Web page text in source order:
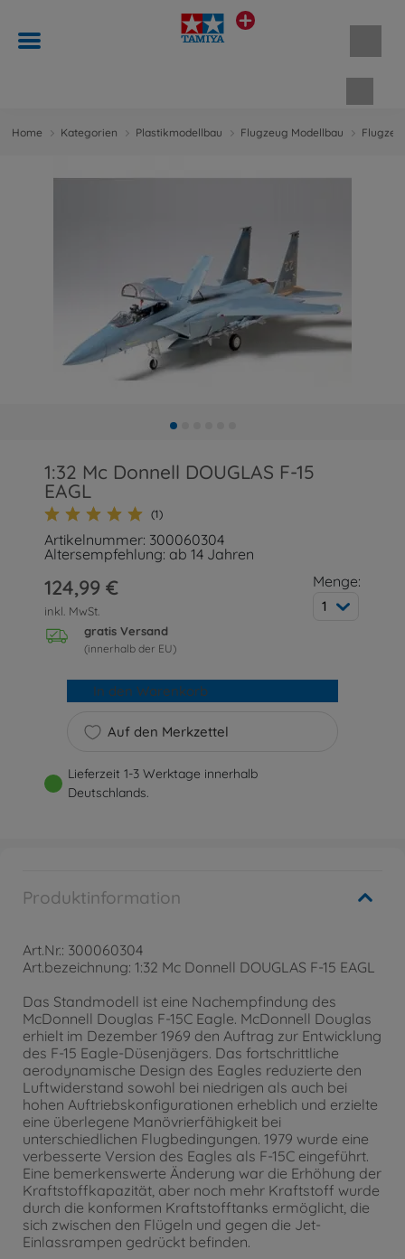
Home Kategorien Plastikmodellbau Flugzeug Modellbau
1:32 Mc Donnell DOUGLAS F-15
EAGL
(1)
Artikelnummer: 300060304
Altersempfehlung: ab 14 Jahren
124,99 €
inkl. MwSt.
gratis Versand
(innerhalb der EU)
Menge:
1
Auf den Merkzettel
In den Warenkorb
Lieferzeit 1-3 Werktage innerhalb
Deutschlands.
Produktinformation
Art.Nr.: 300060304
Art.bezeichnung: 1:32 Mc Donnell DOUGLAS F-15 EAGL
Das Standmodell ist eine Nachempfindung des
McDonnell Douglas F-15C Eagle. McDonnell Douglas
erhielt im Dezember 1969 den Auftrag zur Entwicklung
des F-15 Eagle-Düsenjägers. Das fortschrittliche
aerodynamische Design des Eagles reduzierte den
Luftwiderstand sowohl bei niedrigen als auch bei
hohen Auftriebskonfigurationen erheblich und erzielte
eine überlegene Manövrierfähigkeit bei
unterschiedlichen Flugbedingungen. 1979 wurde eine
verbesserte Version des Eagles als F-15C eingeführt.
Eine bemerkenswerte Änderung war die Erhöhung der
Kraftstoffkapazität, aber noch mehr Kraftstoff wurde
durch die konformen Kraftstofftanks ermöglicht, die
sich zwischen den Flügeln und gegen die Jet-
Einlassrampen gedrückt befinden.